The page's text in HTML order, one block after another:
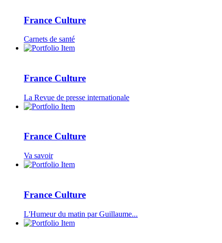
France Culture
Carnets de santé
France Culture
La Revue de presse internationale
France Culture
Va savoir
France Culture
L'Humeur du matin par Guillaume...